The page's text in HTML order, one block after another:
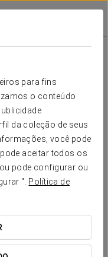
para fins
o conteúdo
da coleção de seus
você pode
aceitar todos os
pode configurar ou
". Política de
necessita
se pelo seu
e estilo de vida
toda aluminosidade
um amplo leque de
de cada hóspede.
Suite